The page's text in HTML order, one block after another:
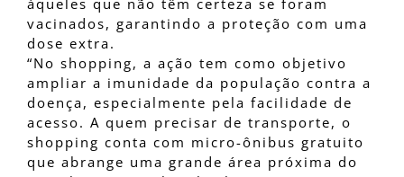
vacinados, garantindo a proteção com uma
dose extra.
“No shopping, a ação tem como objetivo
ampliar a imunidade da população contra a
doença, especialmente pela facilidade de
acesso. A quem precisar de transporte, o
shopping conta com micro-ônibus gratuito
que abrange uma grande área próxima do